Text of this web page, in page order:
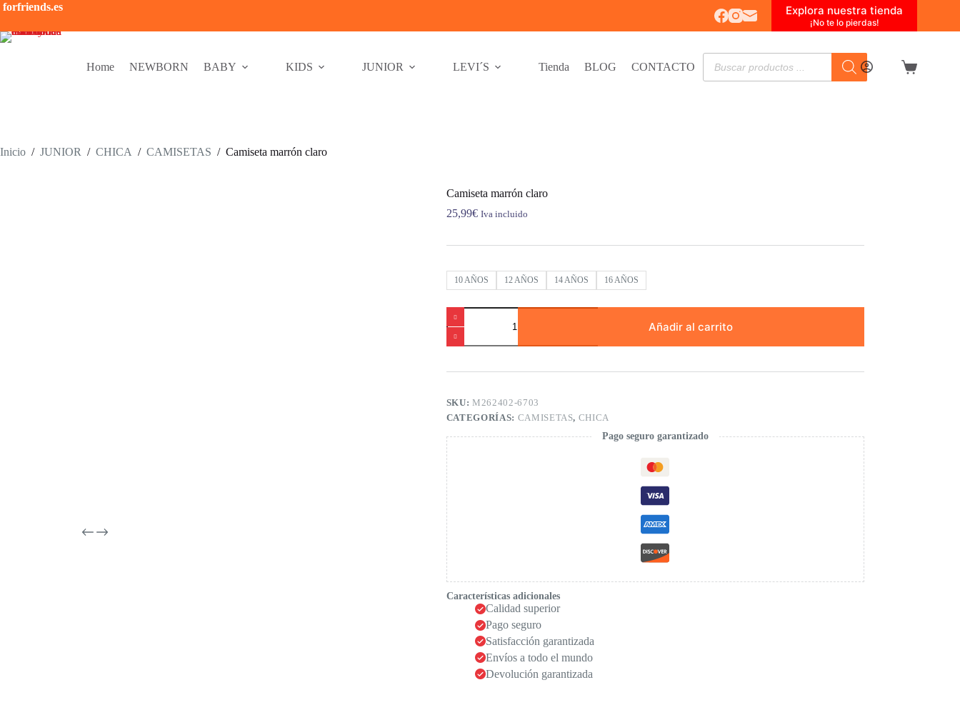
Saltar
contenido
forfriends.es Explora nuestra tienda
¡No te lo pierdas!
Home NEWBORN BABY KIDS JUNIOR LEVI´S Tienda BLOG CONTACTO
Búsqueda
productos
Carro
Inicio / JUNIOR / CHICA / CAMISETAS / Camiseta marrón claro
Camiseta marrón claro
25,99€ Iva incluido
10 AÑOS 12 AÑOS 14 AÑOS 16 AÑOS
Camiseta
marrón
claro
cantidad
Añadir al carrito
SKU:M262402-6703
CATEGORÍAS: CAMISETAS, CHICA
Pago seguro garantizado
Características adicionales
Calidad superior
Pago seguro
Satisfacción garantizada
Envíos a todo el mundo
Devolución garantizada